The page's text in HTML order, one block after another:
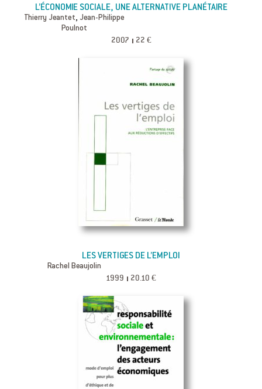
L’ÉCONOMIE SOCIALE, UNE ALTERNATIVE PLANÉTAIRE
Thierry Jeantet, Jean-Philippe
Poulnot
2007 22 €
LES VERTIGES DE L’EMPLOI
Rachel Beaujolin
1999 20.10 €